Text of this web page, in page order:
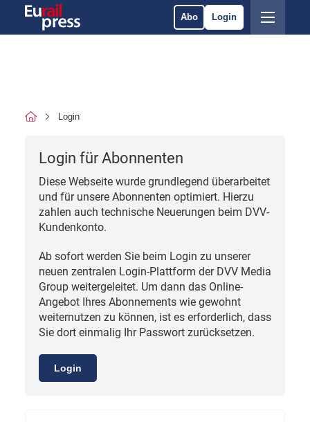
Abo Login
Login
Login für Abonnenten
Diese Webseite wurde grundlegend überarbeitet
und für unsere Abonnenten optimiert. Hierzu
zahlen auch technische Neuerungen beim DVV-
Kundenkonto.
Ab sofort werden Sie beim Login zu unserer
neuen zentralen Login-Plattform der DVV Media
Group weitergeleitet. Um dann das Online-
Angebot Ihres Abonnements wie gewohnt
weiternutzen zu können, ist es erforderlich, dass
Sie dort einmalig Ihr Passwort zurücksetzen.
Login